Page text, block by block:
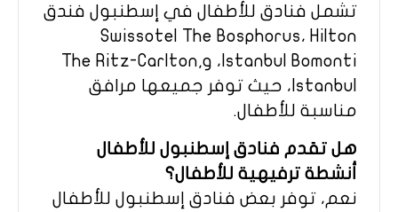
تشمل فنادق للأطفال في إسطنبول فندق
Swissotel The Bosphorus، Hilton
Istanbul Bomonti، وThe Ritz-Carlton,
Istanbul، حيث توفر جميعها مرافق
مناسبة للأطفال.
هل تقدم فنادق إسطنبول للأطفال
أنشطة ترفيهية للأطفال؟
نعم، توفر بعض فنادق إسطنبول للأطفال